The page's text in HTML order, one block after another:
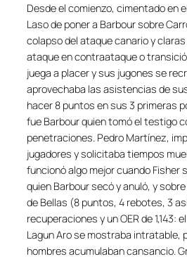
Desde el comienzo, cimentado en
Laso de poner a Barbour sobre
colapso del ataque canario y
ataque en contraataque o
juega a placer y sus jugones se
aprovechaba las asistencias de
hacer 8 puntos en sus 3 primeras
fue Barbour quien tomó el testigo
penetraciones. Pedro Martínez,
jugadores y solicitaba tiempos
funcionó algo mejor cuando Fisher
quien Barbour secó y anuló, y
de Bellas (8 puntos, 4 rebotes, 3
recuperaciones y un OER de 1,143:
Lagun Aro se mostraba intratable,
hombres acumulaban cansancio.